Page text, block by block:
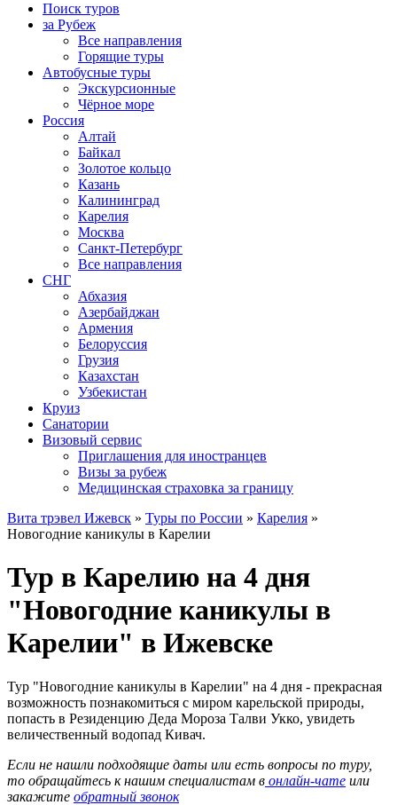
Поиск туров
за Рубеж
Все направления
Горящие туры
Автобусные туры
Экскурсионные
Чёрное море
Россия
Алтай
Байкал
Золотое кольцо
Казань
Калининград
Карелия
Москва
Санкт-Петербург
Все направления
СНГ
Абхазия
Азербайджан
Армения
Белоруссия
Грузия
Казахстан
Узбекистан
Круиз
Санатории
Визовый сервис
Приглашения для иностранцев
Визы за рубеж
Медицинская страховка за границу
Вита трэвел Ижевск » Туры по России » Карелия »
Новогодние каникулы в Карелии
Тур в Карелию на 4 дня
"Новогодние каникулы в
Карелии" в Ижевске
Тур "Новогодние каникулы в Карелии" на 4 дня - прекрасная
возможность познакомиться с миром карельской природы,
попасть в Резиденцию Деда Мороза Талви Укко, увидеть
величественный водопад Кивач.
Если не нашли подходящие даты или есть вопросы по туру,
то обращайтесь к нашим специалистам в онлайн-чате или
закажите обратный звонок